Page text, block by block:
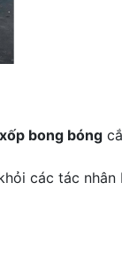
bong bóng
các tác nhân